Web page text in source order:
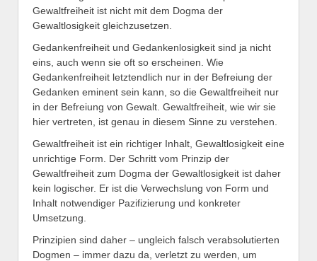
Gewaltfreiheit ist nicht mit dem Dogma der
Gewaltlosigkeit gleichzusetzen.
Gedankenfreiheit und Gedankenlosigkeit sind ja nicht
eins, auch wenn sie oft so erscheinen. Wie
Gedankenfreiheit letztendlich nur in der Befreiung der
Gedanken eminent sein kann, so die Gewaltfreiheit nur
in der Befreiung von Gewalt. Gewaltfreiheit, wie wir sie
hier vertreten, ist genau in diesem Sinne zu verstehen.
Gewaltfreiheit ist ein richtiger Inhalt, Gewaltlosigkeit eine
unrichtige Form. Der Schritt vom Prinzip der
Gewaltfreiheit zum Dogma der Gewaltlosigkeit ist daher
kein logischer. Er ist die Verwechslung von Form und
Inhalt notwendiger Pazifizierung und konkreter
Umsetzung.
Prinzipien sind daher – ungleich falsch verabsolutierten
Dogmen – immer dazu da, verletzt zu werden, um